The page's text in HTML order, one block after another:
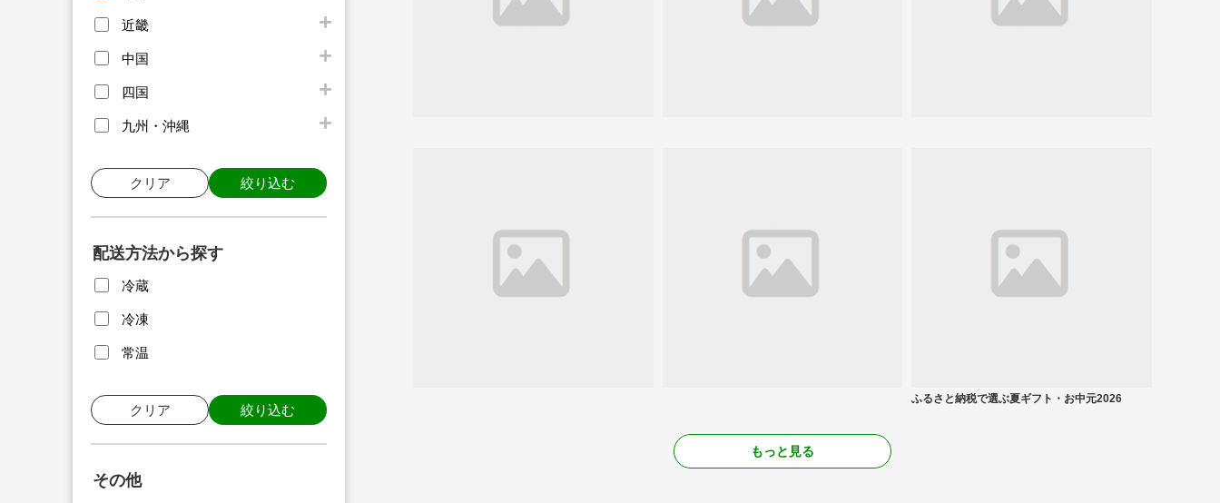
近畿
中国
四国
九州・沖縄
クリア 絞り込む
配送方法から探す
冷蔵
冷凍
常温
クリア 絞り込む
その他
ふるさと納税で選ぶ夏ギフト・お中元2026
もっと見る